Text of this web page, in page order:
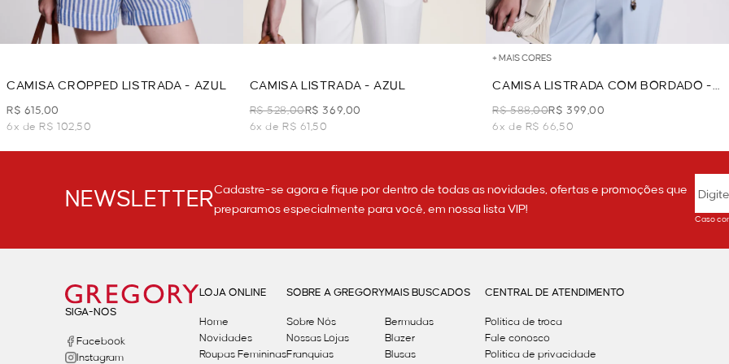
CAMISA CROPPED LISTRADA - AZUL
R$ 615,00
6x de R$ 102,50
CAMISA LISTRADA - AZUL
R$ 528,00R$ 369,00
6x de R$ 61,50
+ MAIS CORES
CAMISA LISTRADA COM BORDADO -
AZUL
R$ 588,00R$ 399,00
6x de R$ 66,50
NEWSLETTERCadastre-se agora e fique por dentro de todas as novidades, ofertas e promoções que
preparamos especialmente para você, em nossa lista VIP!
Caso
SIGA-NOS
Facebook
Instagram
LOJA ONLINE
Home
Novidades
Roupas Femininas
SOBRE A GREGORY
Sobre Nós
Nossas Lojas
Franquias
MAIS BUSCADOS
Bermudas
Blazer
Blusas
CENTRAL DE ATENDIMENTO
Política de troca
Fale conosco
Politica de privacidade